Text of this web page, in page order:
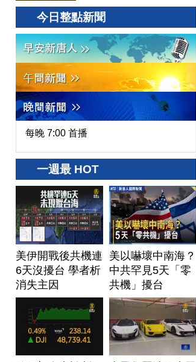
今日整點新聞
每晚 7:00 首播
一週最 HOT
美伊開戰後共機連
6天沒擾台 學者析
消失主因
美以嚇壞中南海？
中共罕見5天「零
共機」擾台